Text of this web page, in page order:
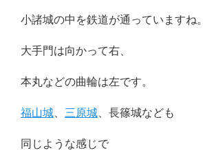
小諸城の中を鉄道が通っていますね。
大手門は向かって右、
本丸などの曲輪は左です。
福山城 三原城 、長篠城なども
同じような感じで